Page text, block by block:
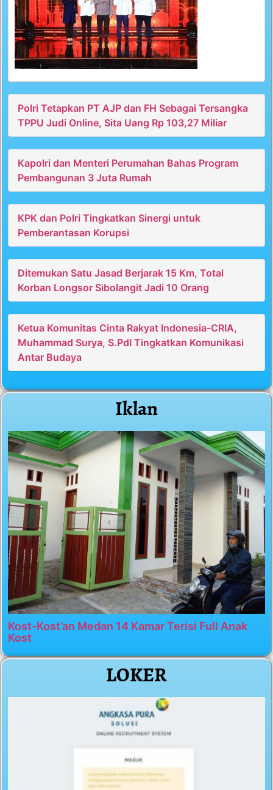
Polri Tetapkan PT AJP dan FH Sebagai Tersangka
TPPU Judi Online, Sita Uang Rp 103,27 Miliar
Kapolri dan Menteri Perumahan Bahas Program
Pembangunan 3 Juta Rumah
KPK dan Polri Tingkatkan Sinergi untuk
Pemberantasan Korupsi
Ditemukan Satu Jasad Berjarak 15 Km, Total
Korban Longsor Sibolangit Jadi 10 Orang
Ketua Komunitas Cinta Rakyat Indonesia-CRIA,
Muhammad Surya, S.PdI Tingkatkan Komunikasi
Antar Budaya
Iklan
Kost-Kost’an Medan 14 Kamar Terisi Full Anak
Kost
LOKER